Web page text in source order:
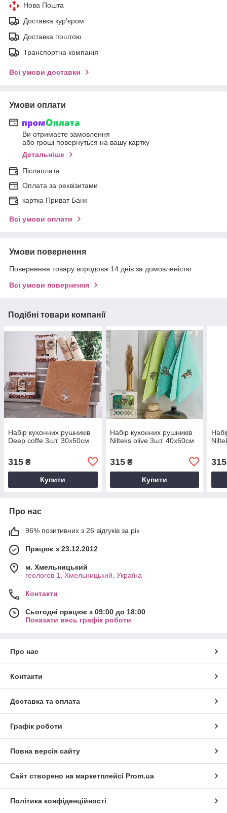
Нова Пошта
Доставка кур'єром
Доставка поштою
Транспортна компанія
Всі умови доставки
Умови оплати
Ви отримаєте замовлення
або гроші повернуться на вашу картку
Детальніше
Післяплата
Оплата за реквізитами
картка Приват Банк
Всі умови оплати
Умови повернення
Повернення товару впродовж 14 днів за домовленістю
Всі умови повернення
Подібні товари компанії
Набір кухонних рушників
Deep coffe 3шт. 30х50см
315 ₴
Купити
Набір кухонних рушників
Nilteks olive 3шт. 40х60см
315₴
Купити
315
Про нас
96% позитивних з 26 відгуків за рік
Працює з 23.12.2012
м. Хмельницький
геологов 1, Хмельницький, Україна
Контакти
Сьогодні працює з 09:00 до 18:00
Показати весь графік роботи
Про нас
Контакти
Доставка та оплата
Графік роботи
Повна версія сайту
Сайт створено на маркетплейсі Prom.ua
Політика конфіденційності